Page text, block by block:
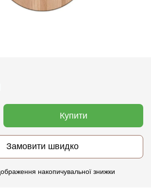
Купити
Замовити швидко
накопичувальної знижки